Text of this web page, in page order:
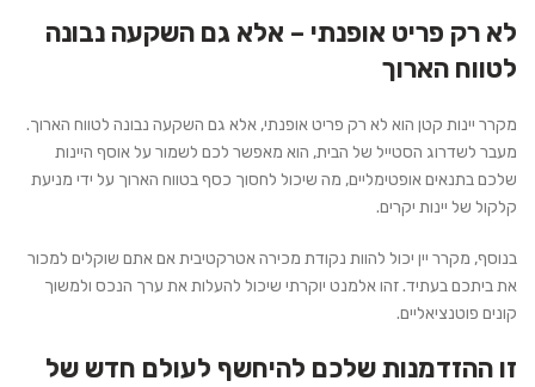
לא רק פריט אופנתי – אלא גם השקעה נבונה
לטווח הארוך
מקרר יינות קטן הוא לא רק פריט אופנתי, אלא גם השקעה נבונה לטווח הארוך.
מעבר לשדרוג הסטייל של הבית, הוא מאפשר לכם לשמור על אוסף היינות
שלכם בתנאים אופטימליים, מה שיכול לחסוך כסף בטווח הארוך על ידי מניעת
קלקול של יינות יקרים.
בנוסף, מקרר יין יכול להוות נקודת מכירה אטרקטיבית אם אתם שוקלים למכור
את ביתכם בעתיד. זהו אלמנט יוקרתי שיכול להעלות את ערך הנכס ולמשוך
קונים פוטנציאליים.
זו ההזדמנות שלכם להיחשף לעולם חדש של